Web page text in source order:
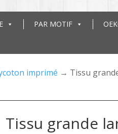
PAR MOTIF
imprimé → Tissu
Tissu grande